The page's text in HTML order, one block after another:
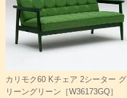
カリモク60 Kチェア 2シーター グ
リーングリーン［W36173GQ］